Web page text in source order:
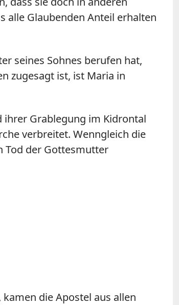
alle Glaubenden Anteil erhalten
seines Sohnes berufen hat,
zugesagt ist, ist Maria in
ihrer Grablegung im Kidrontal
verbreitet. Wenngleich die
Tod der Gottesmutter
die Apostel aus allen